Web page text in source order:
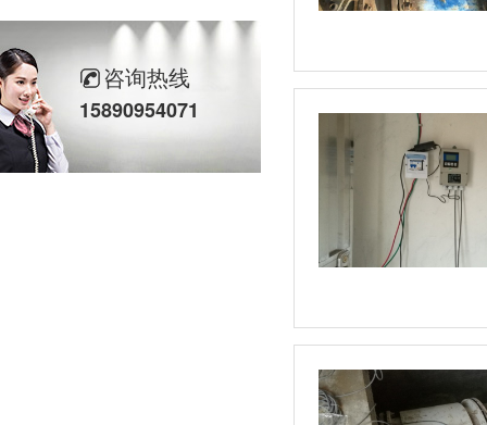
咨询热线
15890954071